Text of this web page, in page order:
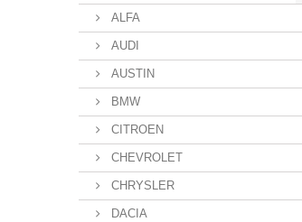
ALFA
AUDI
AUSTIN
BMW
CITROEN
CHEVROLET
CHRYSLER
DACIA